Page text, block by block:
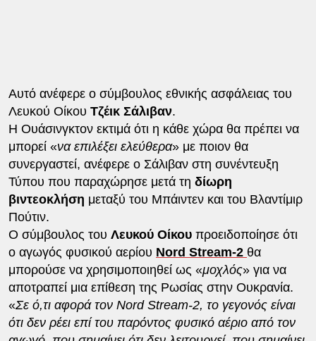
Αυτό ανέφερε ο σύμβουλος εθνικής ασφάλειας του
Λευκού Οίκου Τζέικ Σάλιβαν.
Η Ουάσινγκτον εκτιμά ότι η κάθε χώρα θα πρέπει να
μπορεί «να επιλέξει ελεύθερα» με ποιον θα
συνεργαστεί, ανέφερε ο Σάλιβαν στη συνέντευξη
Τύπου που παραχώρησε μετά τη δίωρη
βιντεοκλήση μεταξύ του Μπάιντεν και του Βλαντίμιρ
Πούτιν.
Ο σύμβουλος του Λευκού Οίκουπροειδοποίησε ότι
ο αγωγός φυσικού αερίου Nord Stream-2 θα
μπορούσε να χρησιμοποιηθεί ως «μοχλός» για να
αποτραπεί μια επίθεση της Ρωσίας στην Ουκρανία.
«Σε ό,τι αφορά τον Nord Stream-2, το γεγονός είναι
ότι δεν ρέει επί του παρόντος φυσικό αέριο από τον